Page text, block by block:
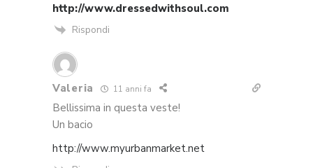
http://www.dressedwithsoul.com
Rispondi
Valeria 11 anni fa
Bellissima in questa veste!
Un bacio
http://www.myurbanmarket.net